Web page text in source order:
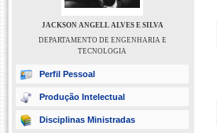
JACKSON ANGELL ALVES E SILVA
DEPARTAMENTO DE ENGENHARIA E
TECNOLOGIA
Perfil Pessoal
Produção Intelectual
Disciplinas Ministradas